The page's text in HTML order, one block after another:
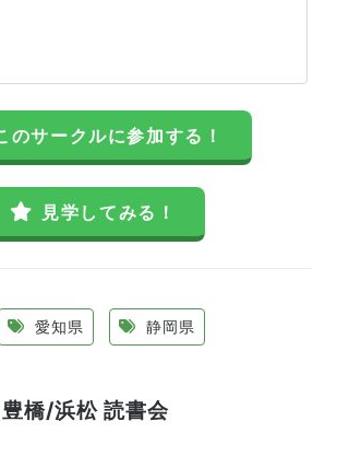
のサークルに参加する！
見学してみる！
愛知県 静岡県
豊橋/浜松 読書会